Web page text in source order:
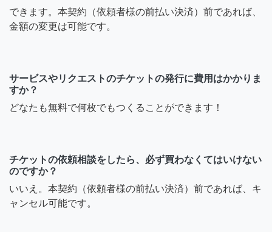
できます。本契約（依頼者様の前払い決済）前であれば、
金額の変更は可能です。
サービスやリクエストのチケットの発行に費用はかかりま
すか？
どなたも無料で何枚でもつくることができます！
チケットの依頼相談をしたら、必ず買わなくてはいけない
のですか？
いいえ。本契約（依頼者様の前払い決済）前であれば、キ
ャンセル可能です。